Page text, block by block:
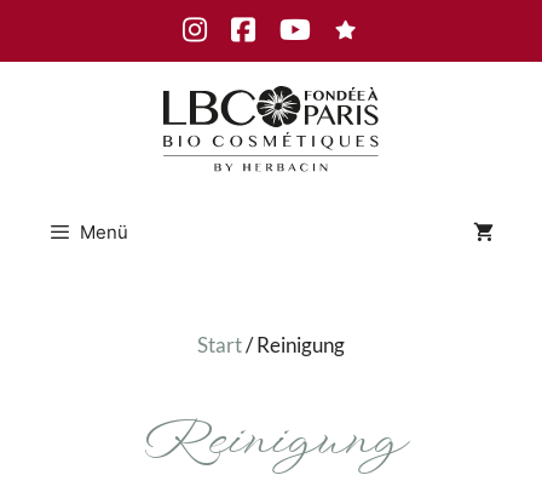
InstagramFacebookYoutube
Menü
Start/ Reinigung
Reinigung